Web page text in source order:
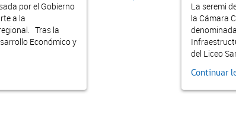
por el Gobierno
a la
Tras la
Económico y
La seremi
la Cámara
del Liceo
Continuar